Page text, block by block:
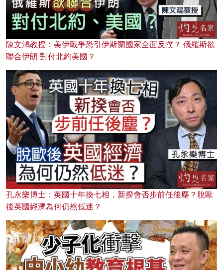
陳文鴻教授：美伊戰爭恐引伊斯蘭國家全面反撲？ 俄羅斯欲
聯合伊朗 對付北約美國？
孔永樂博士：英國十年換七相，新揆會否步前任後塵？脫歐
後英國經濟為何仍然低迷？